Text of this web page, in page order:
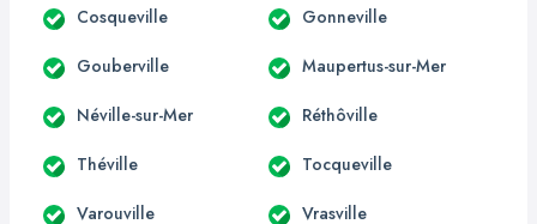
Cosqueville Gonneville
Gouberville Maupertus-sur-Mer
Néville-sur-Mer Réthôville
Théville Tocqueville
Varouville Vrasville